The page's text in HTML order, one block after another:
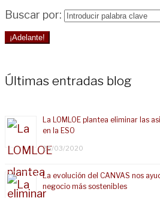
Buscar por:
¡Adelante!
Últimas entradas blog
La LOMLOE plantea eliminar las
en la ESO
25/03/2020
La evolución del CANVAS nos
negocio más sostenibles